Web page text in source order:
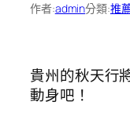
作者:admin分類:推
貴州的秋天行
動身吧！